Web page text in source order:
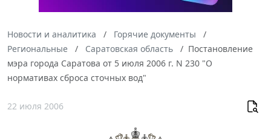
Новости и аналитика
Горячие документы
Региональные
Саратовская область
Постановление
мэра города Саратова от 5 июля 2006 г. N 230 "О
нормативах сброса сточных вод"
22 июля 2006